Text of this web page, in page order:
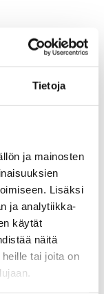
Tietoja
ja mainosten
Lisäksi
ja analytiikka-
käytät
näitä
tai joita on
vuoden